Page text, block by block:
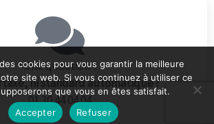
Une question ?
ni standard automatique !
01 30 44 04 04
cookies pour vous garantir la meilleure
site web. Si vous continuez à utiliser ce
que vous en êtes satisfait.
Accepter
Refuser